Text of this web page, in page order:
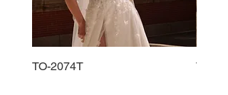
TO-2074T TO-